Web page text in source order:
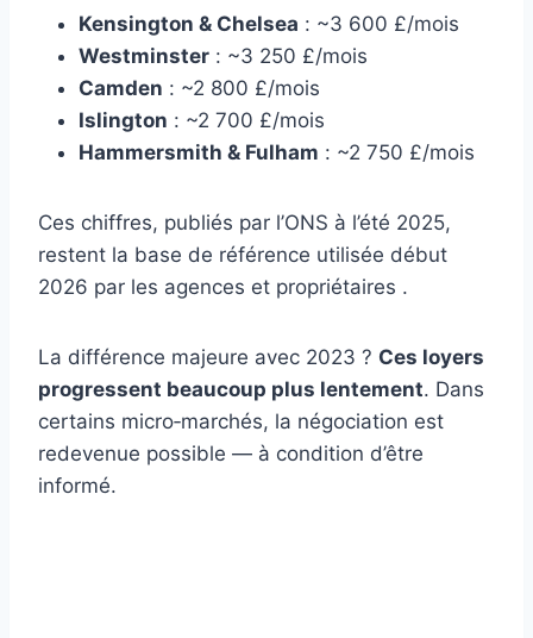
Kensington & Chelsea : ~3 600 £/mois
Westminster : ~3 250 £/mois
Camden : ~2 800 £/mois
Islington : ~2 700 £/mois
Hammersmith & Fulham : ~2 750 £/mois
Ces chiffres, publiés par l’ONS à l’été 2025,
restent la base de référence utilisée début
2026 par les agences et propriétaires .
La différence majeure avec 2023 ? Ces loyers
progressent beaucoup plus lentement. Dans
certains micro‑marchés, la négociation est
redevenue possible — à condition d’être
informé.